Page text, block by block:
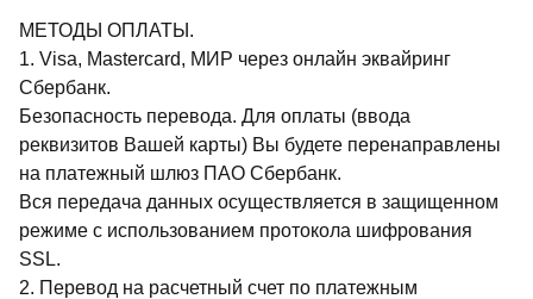
МЕТОДЫ ОПЛАТЫ.
1. Visa, Mastercard, МИР через онлайн эквайринг
Сбербанк.
Безопасность перевода. Для оплаты (ввода
реквизитов Вашей карты) Вы будете перенаправлены
на платежный шлюз ПАО Сбербанк.
Вся передача данных осуществляется в защищенном
режиме с использованием протокола шифрования
SSL.
2. Перевод на расчетный счет по платежным